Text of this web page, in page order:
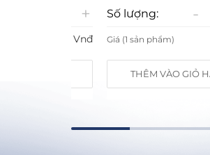
Số lượng:
-
Giá (1 sản phẩm)
THÊM VÀO GIỎ HÀNG